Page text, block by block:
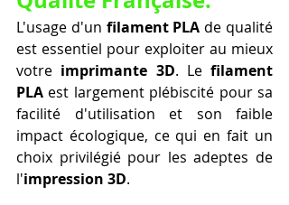
L'usage d'un filament PLA de qualité
est essentiel pour exploiter au mieux
votre imprimante 3D. Le filament
PLA est largement plébiscité pour sa
facilité d'utilisation et son faible
impact écologique, ce qui en fait un
choix privilégié pour les adeptes de
l'impression 3D.